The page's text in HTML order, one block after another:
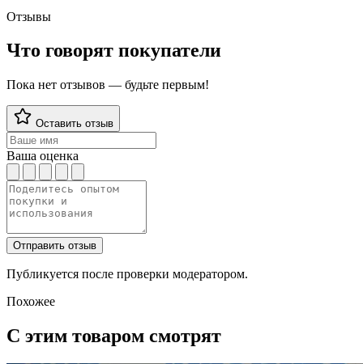
Отзывы
Что говорят покупатели
Пока нет отзывов — будьте первым!
Оставить отзыв
Ваша оценка
Отправить отзыв
Публикуется после проверки модератором.
Похожее
С этим товаром смотрят